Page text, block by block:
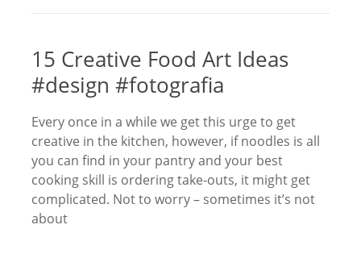
15 Creative Food Art Ideas
#design #fotografia
Every once in a while we get this urge to get
creative in the kitchen, however, if noodles is all
you can find in your pantry and your best
cooking skill is ordering take-outs, it might get
complicated. Not to worry – sometimes it’s not
about